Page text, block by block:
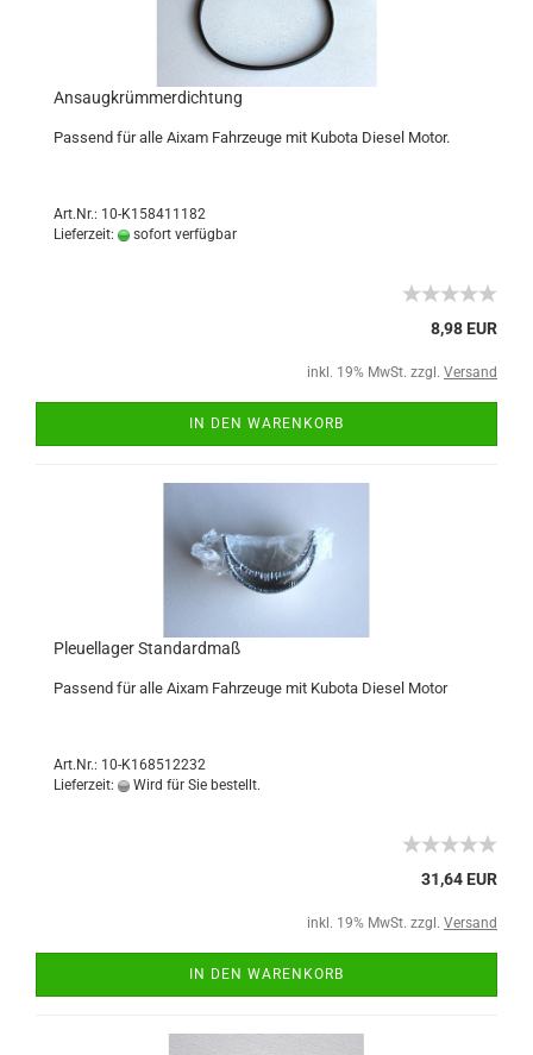
Ansaugkrümmerdichtung
Passend für alle Aixam Fahrzeuge mit Kubota Diesel Motor.
Art.Nr.: 10-K158411182
Lieferzeit:
sofort verfügbar
8,98 EUR
inkl. 19% MwSt. zzgl. Versand
IN DEN WARENKORB
Pleuellager Standardmaß
Passend für alle Aixam Fahrzeuge mit Kubota Diesel Motor
Art.Nr.: 10-K168512232
Lieferzeit:
Wird für Sie bestellt.
31,64 EUR
inkl. 19% MwSt. zzgl. Versand
IN DEN WARENKORB